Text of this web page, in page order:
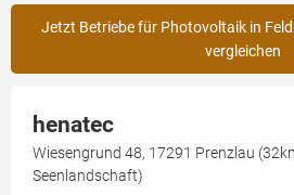
Jetzt Betriebe für Photovoltaik in
vergleichen
henatec
Wiesengrund 48, 17291 Prenzlau
Seenlandschaft)